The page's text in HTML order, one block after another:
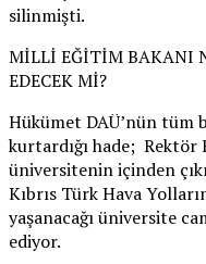
silinmişti.
MİLLİ EĞİTİM BAKANI
EDECEK Mİ?
Hükümet DAÜ’nün tüm
kurtardığı hade; Rektör
üniversitenin içinden
Kıbrıs Türk Hava
yaşanacağı üniversite
ediyor.